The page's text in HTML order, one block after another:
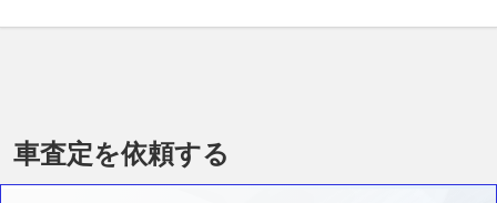
車査定を依頼する